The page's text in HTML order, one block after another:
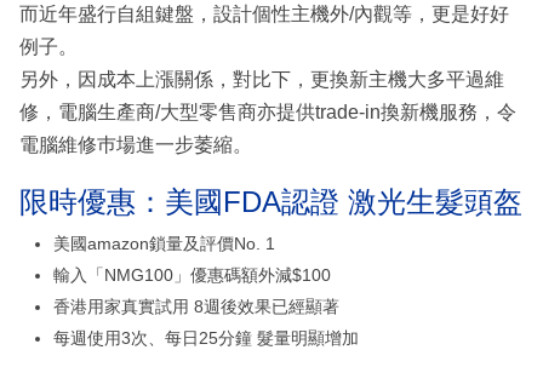
而近年盛行自組鍵盤，設計個性主機外/內觀等，更是好好
例子。
另外，因成本上漲關係，對比下，更換新主機大多平過維
修，電腦生產商/大型零售商亦提供trade-in換新機服務，令
電腦維修巿場進一步萎縮。
限時優惠：美國FDA認證 激光生髮頭盔
美國amazon鎖量及評價No. 1
輸入「NMG100」優惠碼額外減$100
香港用家真實試用 8週後效果已經顯著
每週使用3次、每日25分鐘 髮量明顯增加